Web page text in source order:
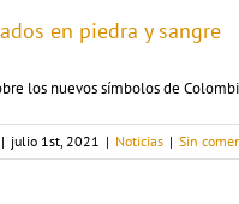
en piedra y sangre
los nuevos símbolos de
| julio 1st, 2021 | Noticias | Sin